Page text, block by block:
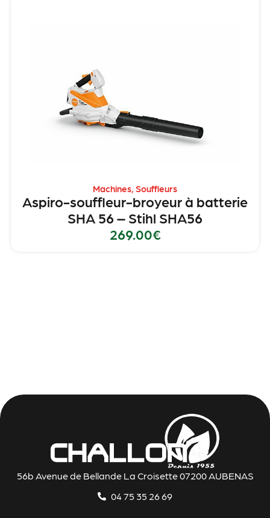
Machines Souffleurs
Aspiro-souffleur-broyeur à batterie
SHA 56 – Stihl SHA56
269.00€
56b Avenue de Bellande La Croisette 07200 AUBENAS
04 75 35 26 69